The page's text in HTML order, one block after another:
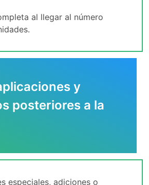
al llegar al número
y
posteriores a la
especiales, adiciones o